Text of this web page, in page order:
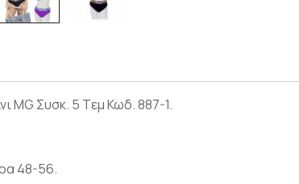
MG Συσκ. 5 Tεμ Κωδ. 887-1.
48-56.